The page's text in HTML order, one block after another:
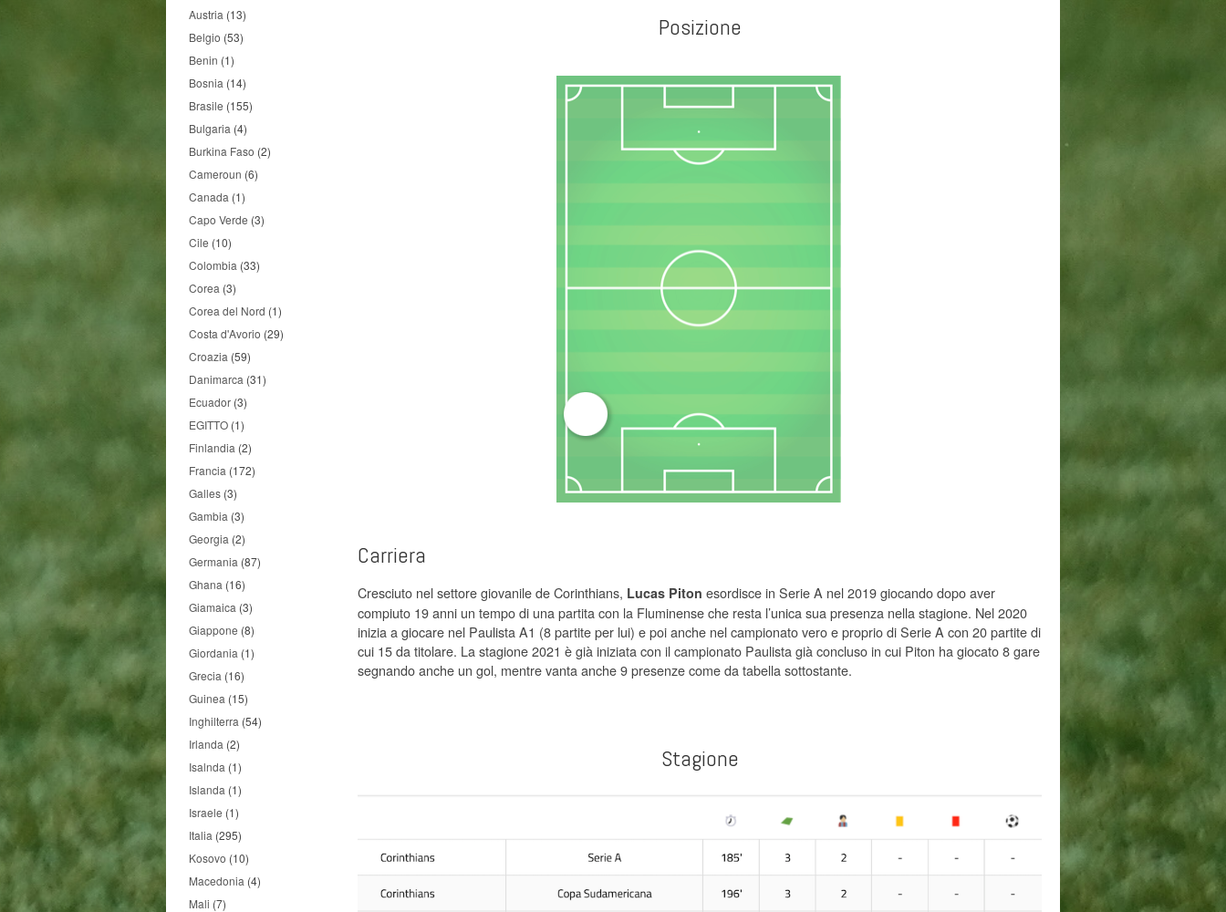
Austria (13)
Belgio (53)
Benin (1)
Bosnia (14)
Brasile (155)
Bulgaria (4)
Burkina Faso (2)
Cameroun (6)
Canada (1)
Capo Verde (3)
Cile (10)
Colombia (33)
Corea (3)
Corea del Nord (1)
Costa d'Avorio (29)
Croazia (59)
Danimarca (31)
Ecuador (3)
EGITTO (1)
Finlandia (2)
Francia (172)
Galles (3)
Gambia (3)
Georgia (2)
Germania (87)
Ghana (16)
Giamaica (3)
Giappone (8)
Giordania (1)
Grecia (16)
Guinea (15)
Inghilterra (54)
Irlanda (2)
Isalnda (1)
Islanda (1)
Israele (1)
Italia (295)
Kosovo (10)
Macedonia (4)
Mali (7)
Posizione
Carriera
Cresciuto nel settore giovanile de Corinthians, Lucas Piton esordisce in Serie A nel 2019 giocando dopo aver
compiuto 19 anni un tempo di una partita con la Fluminense che resta l’unica sua presenza nella stagione. Nel 2020
inizia a giocare nel Paulista A1 (8 partite per lui) e poi anche nel campionato vero e proprio di Serie A con 20 partite di
cui 15 da titolare. La stagione 2021 è già iniziata con il campionato Paulista già concluso in cui Piton ha giocato 8 gare
segnando anche un gol, mentre vanta anche 9 presenze come da tabella sottostante.
Stagione